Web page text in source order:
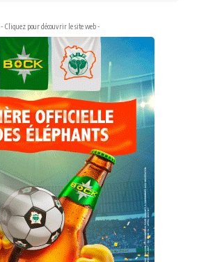
- Cliquez pour découvrir le site web -